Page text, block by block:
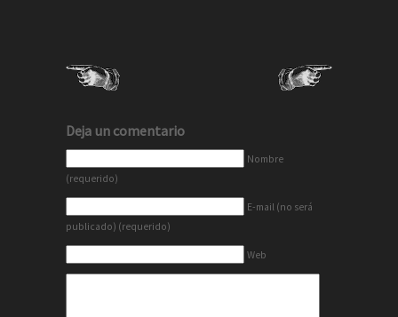
Deja un comentario
Nombre
(requerido)
E-mail (no será
publicado) (requerido)
Web